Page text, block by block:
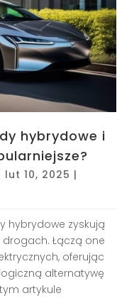
hybrydowe i
lut 10, 2025 |
hybrydowe zyskują
Łączą one
oferując
alternatywę
artykule